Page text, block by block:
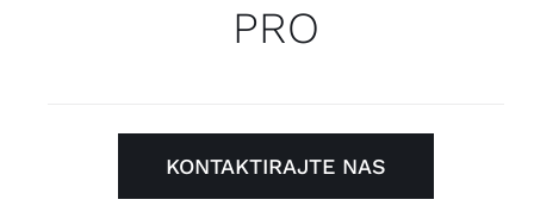
O Nama
PRO
KONTAKTIRAJTE NAS